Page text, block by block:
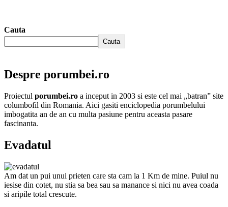
Cauta
Cauta
Despre porumbei.ro
Proiectul porumbei.ro a inceput in 2003 si este cel mai „batran” site
columbofil din Romania. Aici gasiti enciclopedia porumbelului
imbogatita an de an cu multa pasiune pentru aceasta pasare
fascinanta.
Evadatul
Am dat un pui unui prieten care sta cam la 1 Km de mine. Puiul nu
iesise din cotet, nu stia sa bea sau sa manance si nici nu avea coada
si aripile total crescute.